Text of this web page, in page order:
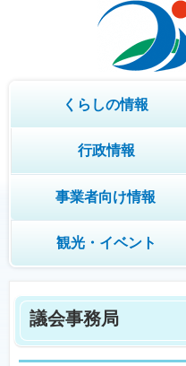
くらしの情報
行政情報
事業者向け情報
観光・イベント
議会事務局